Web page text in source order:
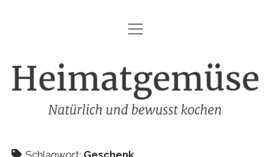
HEIMATGEMÜSE
DAS KOCHBUCH
FOODFOTOGRAFIE
Menü
öffnen
Heimatgemüse
Schlagwort: Geschenk